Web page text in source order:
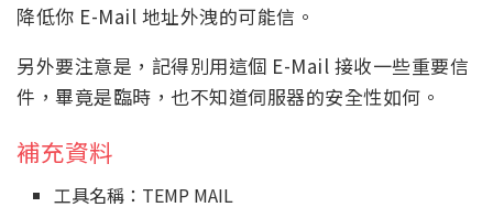
降低你 E-Mail 地址外洩的可能信。
另外要注意是，記得別用這個 E-Mail 接收一些重要信
件，畢竟是臨時，也不知道伺服器的安全性如何。
補充資料
工具名稱：TEMP MAIL